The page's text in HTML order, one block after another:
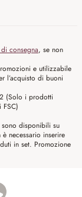
consegna, se non
e utilizzabile
l’acquisto di buoni
(Solo i prodotti
disponibili su
necessario inserire
in set. Promozione